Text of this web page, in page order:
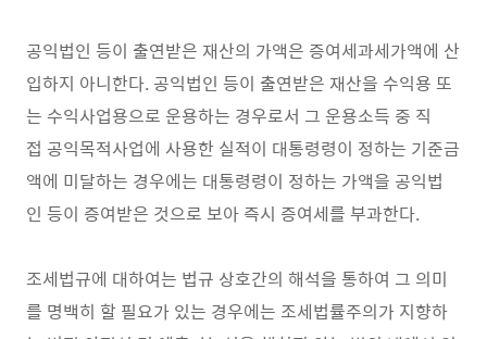
공익법인 등이 출연받은 재산의 가액은 증여세과세가액에 산
입하지 아니한다. 공익법인 등이 출연받은 재산을 수익용 또
는 수익사업용으로 운용하는 경우로서 그 운용소득 중 직
접 공익목적사업에 사용한 실적이 대통령령이 정하는 기준금
액에 미달하는 경우에는 대통령령이 정하는 가액을 공익법
인 등이 증여받은 것으로 보아 즉시 증여세를 부과한다.
조세법규에 대하여는 법규 상호간의 해석을 통하여 그 의미
를 명백히 할 필요가 있는 경우에는 조세법률주의가 지향하